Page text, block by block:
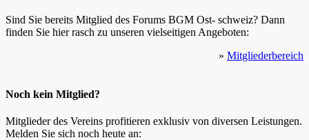
Sind Sie bereits Mitglied des Forums BGM Ost- schweiz? Dann
finden Sie hier rasch zu unseren vielseitigen Angeboten:
» Mitgliederbereich
Noch kein Mitglied?
Mitglieder des Vereins profitieren exklusiv von diversen Leistungen.
Melden Sie sich noch heute an: